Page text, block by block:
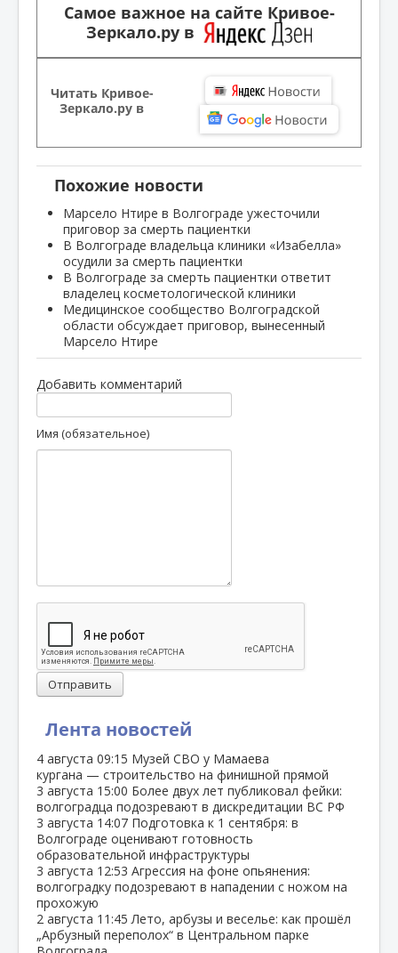
Лента новостей
4 августа 09:15 Музей СВО у Мамаева
кургана — строительство на финишной прямой
3 августа 15:00 Более двух лет публиковал фейки:
волгоградца подозревают в дискредитации ВС РФ
3 августа 14:07 Подготовка к 1 сентября: в
Волгограде оценивают готовность
образовательной инфраструктуры
3 августа 12:53 Агрессия на фоне опьянения:
волгоградку подозревают в нападении с ножом на
прохожую
2 августа 11:45 Лето, арбузы и веселье: как прошёл
„Арбузный переполох“ в Центральном парке
Самое важное на сайте Кривое-
Зеркало.ру в
Читать Кривое-
Зеркало.ру в
Похожие новости
Марсело Нтире в Волгограде ужесточили
приговор за смерть пациентки
В Волгограде владельца клиники «Изабелла»
осудили за смерть пациентки
В Волгограде за смерть пациентки ответит
владелец косметологической клиники
Медицинское сообщество Волгоградской
области обсуждает приговор, вынесенный
Марсело Нтире
Добавить комментарий
Имя (обязательное)
Отправить